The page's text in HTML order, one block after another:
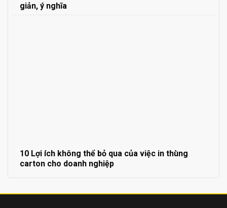
giản, ý nghĩa
10 Lợi ích không thể bỏ qua của việc in thùng
carton cho doanh nghiệp